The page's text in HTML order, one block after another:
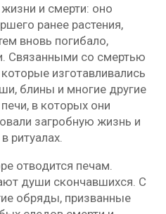
и смерти: оно
ранее растения,
вновь погибало,
Связанными со смертью
изготавливались
блины и многие другие
в которых они
загробную жизнь и
ритуалах.
отводится печам.
души скончавшихся. С
обряды, призванные